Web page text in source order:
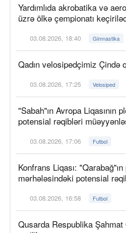
Yardımlıda akrobatika və
üzrə ölkə çempionatı
03.08.2026, 18:40 Gimnastika
Qadın velosipedçimiz Çində
03.08.2026, 17:25 Velosiped
"Sabah"ın Avropa Liqasının
potensial rəqibləri
03.08.2026, 17:06 Futbol
Konfrans Liqası:
mərhələsindəki potensial
03.08.2026, 16:58 Futbol
Qusarda Respublika